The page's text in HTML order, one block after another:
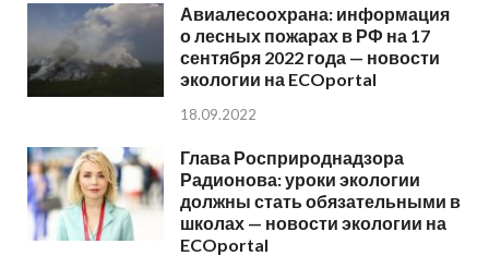
Авиалесоохрана: информация
о лесных пожарах в РФ на 17
сентября 2022 года — новости
экологии на ECOportal
18.09.2022
Глава Росприроднадзора
Радионова: уроки экологии
должны стать обязательными в
школах — новости экологии на
ECOportal